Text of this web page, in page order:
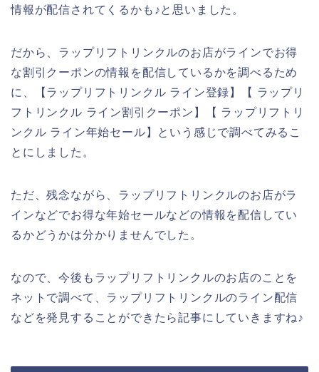
情報が配信されてくるかも♪と思いました。
だから、ラップリフトリンクルのお店がラインでお得
な割引クーポンの情報を配信しているかを調べるため
に、【ラップリフトリンクル ライン登録】【 ラップリ
フトリンクル ライン割引クーポン】【 ラップリフトリ
ンクル ライン年始セール】という感じで調べてみるこ
とにしました。
ただ、残念ながら、ラップリフトリンクルのお店がラ
インなどでお得な年始セールなどの情報を配信してい
るかどうかは分かりませんでした。
なので、今後もラップリフトリンクルのお店のことを
ネットで調べて、ラップリフトリンクルのライン配信
などを発見することができたら記事にしていきますね♪